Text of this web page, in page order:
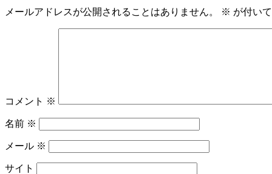
メールアドレスが公開されることはありません。 ※ が付い
コメント ※
名前 ※
メール ※
サイト